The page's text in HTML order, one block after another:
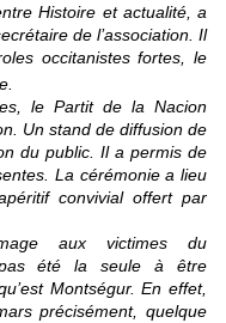
Histoire et actualité, a
de l’association. Il
occitanistes fortes, le
le Partit de la Nacion
Un stand de diffusion de
du public. Il a permis de
La cérémonie a lieu
convivial offert par
aux victimes du
pas été la seule à être
Montségur. En effet,
précisément, quelque